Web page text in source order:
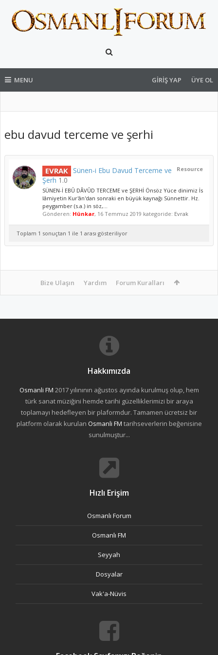
MENU GIRIŞ YAP ÜYE OL
ebu davud terceme ve şerhi
Resource
EVRAK Sünen-i Ebu Davud Terceme ve
Şerh 1.0
SÜNEN-İ EBÛ DÂVÛD TERCEME ve ŞERHİ Önsöz Yüce dinimiz İs
lâmiyetin Kur'ân'dan sonraki en büyük kaynağı Sünnettir. Hz.
peygamber (s.a.) in söz,...
Gönderen: Hünkar, 16 Temmuz 2019 kategoride: Evrak
Toplam 1 sonuçtan 1 ile 1 arası gösteriliyor
Bize Ulaşın Yardım Forum Kuralları
Hakkımızda
Osmanli FM 2017 yılınının ağustos ayında kurulmuş olup, hem
türk sanat müziğini hemde tarihi güzelliklerimizi bir araya
toplamayı hedefleyen bir plaformdur. Tamamen ücretsiz bir
platform olarak kurulan Osmanli FM tarihseverlerin beğenisine
sunulmuştur...
Hızlı Erişim
Osmanlı Forum
Osmanlı FM
Seyyah
Dosyalar
Vak'a-Nüvis